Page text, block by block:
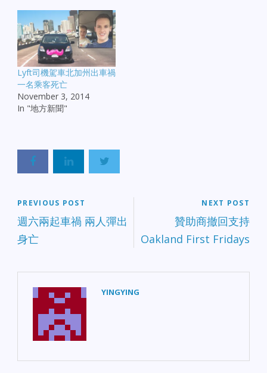
Lyft司機駕車北加州出車禍
一名乘客死亡
November 3, 2014
In "地方新聞"
PREVIOUS POST
週六兩起車禍 兩人彈出
身亡
NEXT POST
贊助商撤回支持
Oakland First Fridays
YINGYING